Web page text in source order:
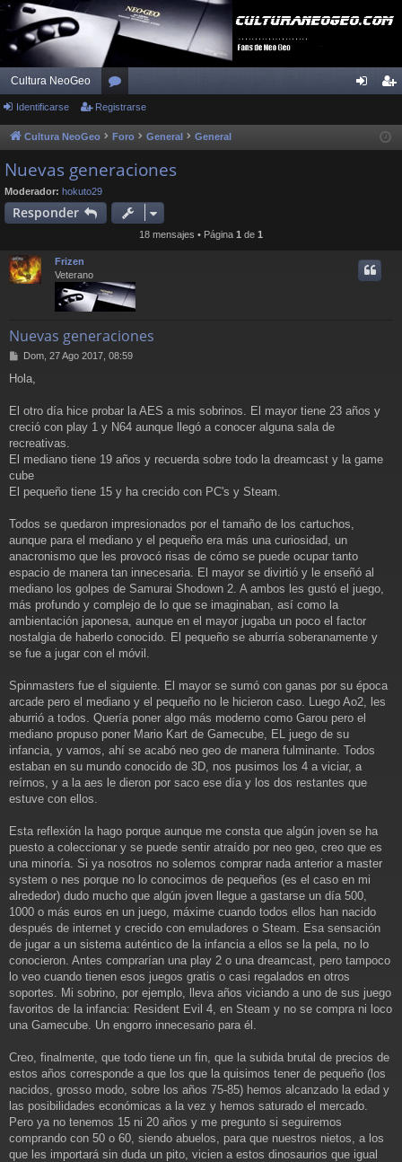
Cultura NeoGeo
or
os ist
Identificarse Registrarse
Cultura NeoGeo Foro General General
Nuevas generaciones
Moderador: hokuto29
Responder
18 mensajes • Página 1 de 1
Frizen
Veterano
Nuevas generaciones
M
n
a
Dom, 27 Ago 2017, 08:59
Hola,
El otro día hice probar la AES a mis sobrinos. El mayor tiene 23 años y
creció con play 1 y N64 aunque llegó a conocer alguna sala de
recreativas.
El mediano tiene 19 años y recuerda sobre todo la dreamcast y la game
cube
El pequeño tiene 15 y ha crecido con PC's y Steam.
Todos se quedaron impresionados por el tamaño de los cartuchos,
aunque para el mediano y el pequeño era más una curiosidad, un
anacronismo que les provocó risas de cómo se puede ocupar tanto
espacio de manera tan innecesaria. El mayor se divirtió y le enseñó al
mediano los golpes de Samurai Shodown 2. A ambos les gustó el juego,
más profundo y complejo de lo que se imaginaban, así como la
ambientación japonesa, aunque en el mayor jugaba un poco el factor
nostalgia de haberlo conocido. El pequeño se aburría soberanamente y
se fue a jugar con el móvil.
Spinmasters fue el siguiente. El mayor se sumó con ganas por su época
arcade pero el mediano y el pequeño no le hicieron caso. Luego Ao2, les
aburrió a todos. Quería poner algo más moderno como Garou pero el
mediano propuso poner Mario Kart de Gamecube, EL juego de su
infancia, y vamos, ahí se acabó neo geo de manera fulminante. Todos
estaban en su mundo conocido de 3D, nos pusimos los 4 a viciar, a
reírnos, y a la aes le dieron por saco ese día y los dos restantes que
estuve con ellos.
Esta reflexión la hago porque aunque me consta que algún joven se ha
puesto a coleccionar y se puede sentir atraído por neo geo, creo que es
una minoría. Si ya nosotros no solemos comprar nada anterior a master
system o nes porque no lo conocimos de pequeños (es el caso en mi
alrededor) dudo mucho que algún joven llegue a gastarse un día 500,
1000 o más euros en un juego, máxime cuando todos ellos han nacido
después de internet y crecido con emuladores o Steam. Esa sensación
de jugar a un sistema auténtico de la infancia a ellos se la pela, no lo
conocieron. Antes comprarían una play 2 o una dreamcast, pero tampoco
lo veo cuando tienen esos juegos gratis o casi regalados en otros
soportes. Mi sobrino, por ejemplo, lleva años viciando a uno de sus juego
favoritos de la infancia: Resident Evil 4, en Steam y no se compra ni loco
una Gamecube. Un engorro innecesario para él.
Creo, finalmente, que todo tiene un fin, que la subida brutal de precios de
estos años corresponde a que los que la quisimos tener de pequeño (los
nacidos, grosso modo, sobre los años 75-85) hemos alcanzado la edad y
las posibilidades económicas a la vez y hemos saturado el mercado.
Pero ya no tenemos 15 ni 20 años y me pregunto si seguiremos
comprando con 50 o 60, siendo abuelos, para que nuestros nietos, a los
que les importará sin duda un pito, vicien a estos dinosaurios que igual